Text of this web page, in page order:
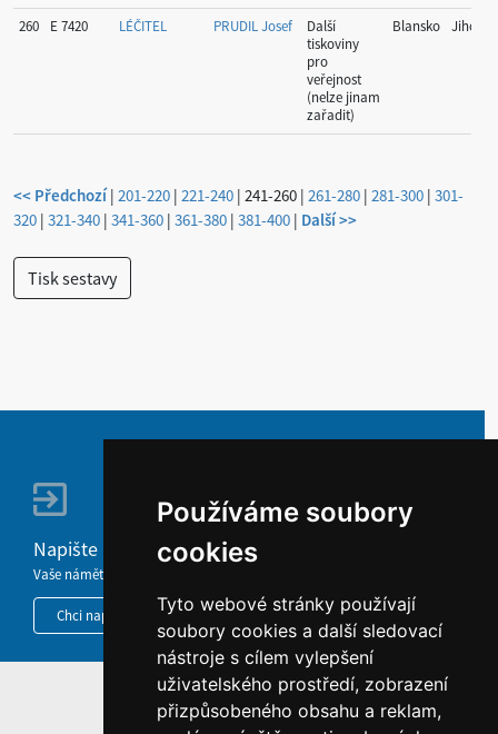
Používáme soubory
cookies
Tyto webové stránky používají
soubory cookies a další sledovací
nástroje s cílem vylepšení
uživatelského prostředí, zobrazení
přizpůsobeného obsahu a reklam,
260 E 7420 LÉČITEL PRUDIL Josef
Další
tiskoviny
pro
veřejnost
(nelze jinam
zařadit)
Blansko
<< Předchozí| 201-220 | 221-240 | 241-260 | 261-280 | 281-300 | 301-
320 | 321-340 | 341-360 | 361-380 | 381-400 | Další >>
Napište nám
Vaše náměty, komentáře, připomínky a dotazy nezůstanou bez odezvy.
Chci napsat MKČR
HOME